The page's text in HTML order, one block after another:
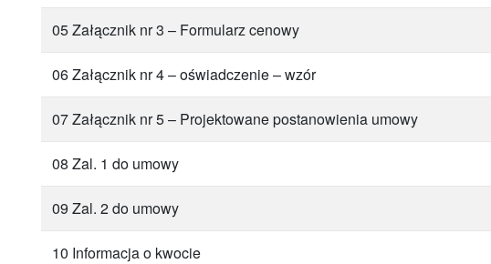
05 Załącznik nr 3 – Formularz cenowy
06 Załącznik nr 4 – oświadczenie – wzór
07 Załącznik nr 5 – Projektowane postanowienia umowy
08 Zal. 1 do umowy
09 Zal. 2 do umowy
10 Informacja o kwocie